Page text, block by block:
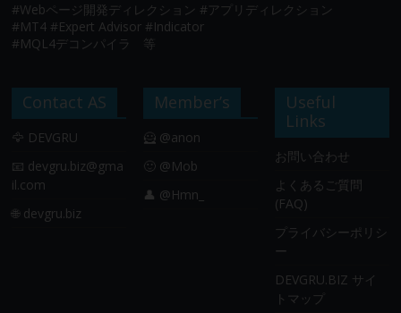
#Webページ開発ディレクション #アプリディレクション
#MT4 #Expert Advisor #Indicator
#MQL4デコンパイラ 等
Contact AS
🦅 DEVGRU
📧 devgru.biz@gma
il.com
🌐 devgru.biz
Member’s
🦸 @anon
🙂 @Mob
👤 @Hmn_
Useful
Links
お問い合わせ
よくあるご質問
(FAQ)
プライバシーポリシ
ー
DEVGRU.BIZ サイ
トマップ